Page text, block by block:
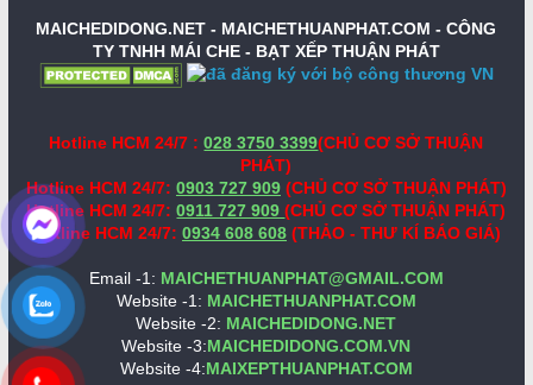
MAICHEDIDONG.NET - MAICHETHUANPHAT.COM - CÔNG
TY TNHH MÁI CHE - BẠT XẾP THUẬN PHÁT
Hotline HCM 24/7 :028 3750 3399(CHỦ CƠ SỞ THUẬN
PHÁT)
Hotline HCM 24/7: 0903 727 909 (CHỦ CƠ SỞ THUẬN PHÁT)
Hotline HCM 24/7: 0911 727 909(CHỦ CƠ SỞ THUẬN PHÁT)
Hotline HCM 24/7: 0934 608 608 (THẢO - THƯ KÍ BÁO GIÁ)
Email -1: MAICHETHUANPHAT@GMAIL.COM
Website -1: MAICHETHUANPHAT.COM
Website -2: MAICHEDIDONG.NET
Website -3:MAICHEDIDONG.COM.VN
Website -4:MAIXEPTHUANPHAT.COM